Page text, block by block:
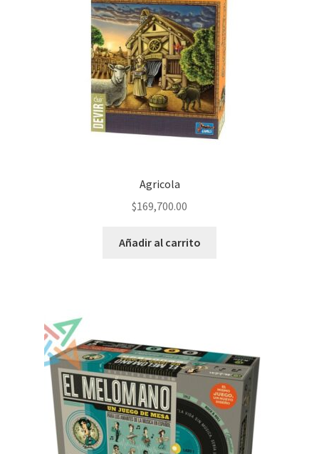
Agricola
$169,700.00
Añadir al carrito